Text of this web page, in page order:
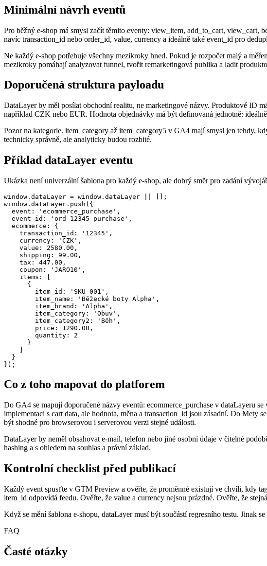
Minimální návrh eventů
Pro běžný e-shop má smysl začít těmito eventy: view_item, add_to_cart,
navíc transaction_id nebo order_id, value, currency a ideálně také event_id pro
Ne každý e-shop potřebuje všechny mezikroky hned. Pokud je rozpočet malý a
mezikroky pomáhají analyzovat funnel, tvořit remarketingová publika a ladit
Doporučená struktura payloadu
DataLayer by měl posílat obchodní realitu, ne marketingové názvy. Produktové ID
například CZK nebo EUR. Hodnota objednávky má být definovaná jednotně:
Pozor na kategorie. item_category až item_category5 v GA4 mají smysl jen tehdy,
technicky správně, ale analyticky budou rozbité.
Příklad dataLayer eventu
Ukázka není univerzální šablona pro každý e-shop, ale dobrý směr pro zadání
window.dataLayer = window.dataLayer || [];
window.dataLayer.push({
  event: 'ecommerce_purchase',
  event_id: 'ord_12345_purchase',
  ecommerce: {
    transaction_id: '12345',
    currency: 'CZK',
    value: 2580.00,
    shipping: 99.00,
    tax: 447.00,
    coupon: 'JARO10',
    items: [
      {
        item_id: 'SKU-001',
        item_name: 'Běžecké boty Alpha',
        item_brand: 'Alpha',
        item_category: 'Obuv',
        item_category2: 'Běh',
        price: 1290.00,
        quantity: 2
      }
  }
});
Co z toho mapovat do platforem
Do GA4 se mapují doporučené názvy eventů: ecommerce_purchase v dataLayeru
implementaci s cart data, ale hodnota, měna a transaction_id jsou zásadní. Do Mety
být shodné pro browserovou i serverovou verzi stejné události.
DataLayer by neměl obsahovat e-mail, telefon nebo jiné osobní údaje v čitelné
hashing a s ohledem na souhlas a právní základ.
Kontrolní checklist před publikací
Každý event spusťte v GTM Preview a ověřte, že proměnné existují ve chvíli, kdy
item_id odpovídá feedu. Ověřte, že value a currency nejsou prázdné. Ověřte, že
Když se mění šablona e-shopu, dataLayer musí být součástí regresního testu. Jinak
FAQ
Časté otázky